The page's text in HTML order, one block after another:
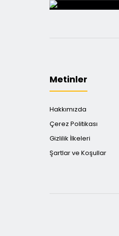
Metinler
Hakkımızda
Çerez Politikası
Gizlilik İlkeleri
Şartlar ve Koşullar